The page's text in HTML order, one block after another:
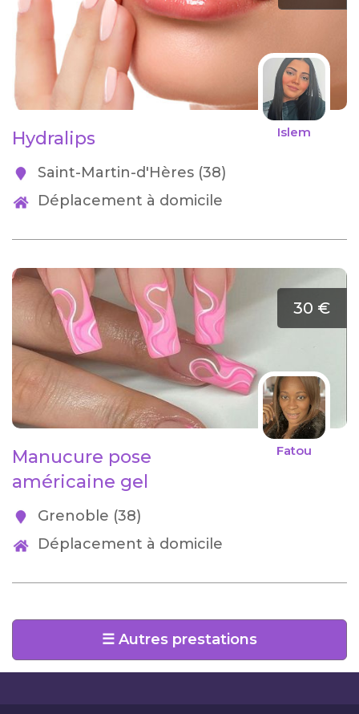
Islem
Hydralips
Saint-Martin-d'Hères (38)
Déplacement à domicile
30 €
Fatou
Manucure pose
américaine gel
Grenoble (38)
Déplacement à domicile
☰ Autres prestations